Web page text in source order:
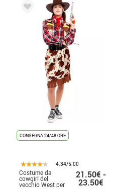
CONSEGNA 24/48 ORE
4.34/5.00
Costume da
cowgirl del
vecchio West per
21.50€ -
23.50€